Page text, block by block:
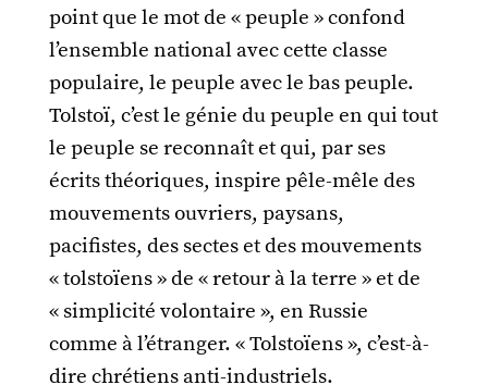
point que le mot de « peuple » confond
l’ensemble national avec cette classe
populaire, le peuple avec le bas peuple.
Tolstoï, c’est le génie du peuple en qui tout
le peuple se reconnaît et qui, par ses
écrits théoriques, inspire pêle-mêle des
mouvements ouvriers, paysans,
pacifistes, des sectes et des mouvements
« tolstoïens » de « retour à la terre » et de
« simplicité volontaire », en Russie
comme à l’étranger. « Tolstoïens », c’est-à-
dire chrétiens anti-industriels.